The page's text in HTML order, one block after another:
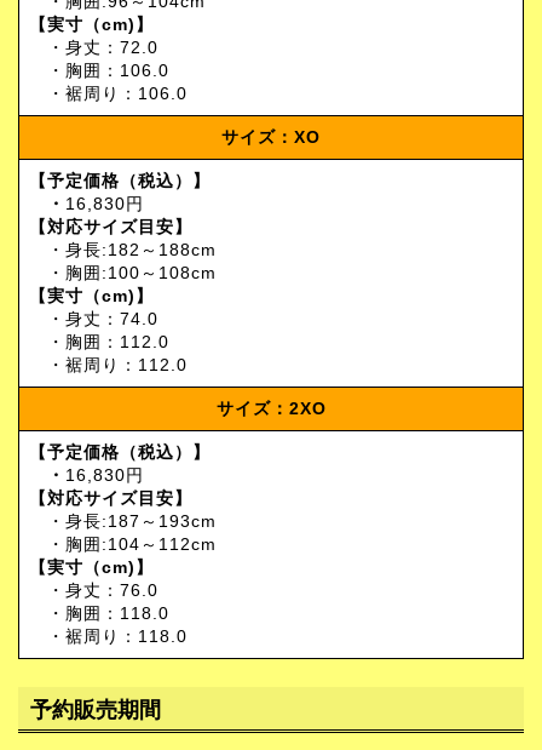
【実寸（cm)】
・身丈：72.0
・胸囲：106.0
・裾周り：106.0
サイズ：XO
【予定価格（税込）】
・ 16,830円
【対応サイズ目安】
・身長:182～188cm
・胸囲:100～108cm
【実寸（cm)】
・身丈：74.0
・胸囲：112.0
・裾周り：112.0
サイズ：2XO
【予定価格（税込）】
・ 16,830円
【対応サイズ目安】
・身長:187～193cm
・胸囲:104～112cm
【実寸（cm)】
・身丈：76.0
・胸囲：118.0
・裾周り：118.0
予約販売期間